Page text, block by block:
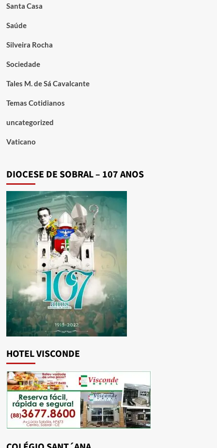
Santa Casa
Saúde
Silveira Rocha
Sociedade
Tales M. de Sá Cavalcante
Temas Cotidianos
uncategorized
Vaticano
DIOCESE DE SOBRAL – 107 ANOS
HOTEL VISCONDE